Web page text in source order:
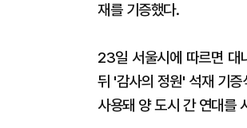
재를 기증했다.
23일 서울시에 따르면 대
뒤 '감사의 정원' 석재 기
사용돼 양 도시 간 연대를